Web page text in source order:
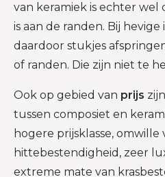
van keramiek is echter wel
is aan de randen. Bij
daardoor stukjes
of randen. Die zijn niet te
Ook op gebied van prijs
tussen composiet en
hogere prijsklasse,
hittebestendigheid, zeer
extreme mate van